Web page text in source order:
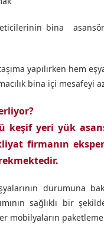
bina
yapılırken hem
bina içi mesafeyi
keşif yeri yük
firmanın
durumuna
sağlıklı bir
mobilyaların